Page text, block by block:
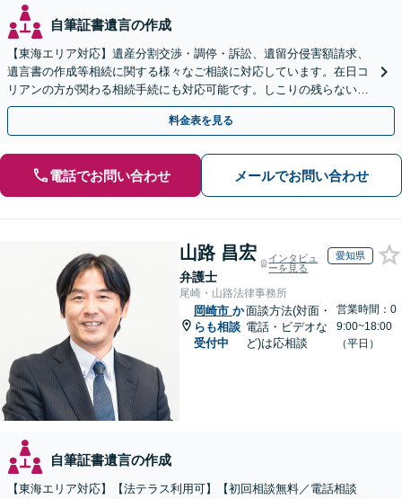
自筆証書遺言の作成
【東海エリア対応】遺産分割交渉・調停・訴訟、遺留分侵害額請求、
遺言書の作成等相続に関する様々なご相談に対応しています。在日コ
リアンの方が関わる相続手続にも対応可能です。しこりの残らない解
決を特に意識しています。
料金表を見る
電話でお問い合わせ メールでお問い合わせ
山路 昌宏
弁護士
インタビュ
ーを見る
愛知県
尾崎・山路法律事務所
岡崎市 か
らも相談
受付中
面談方法(対面・
電話・ビデオな
ど)は応相談
営業時間：0
9:00~18:00
（平日）
自筆証書遺言の作成
【東海エリア対応】【法テラス利用可】【初回相談無料／電話相談